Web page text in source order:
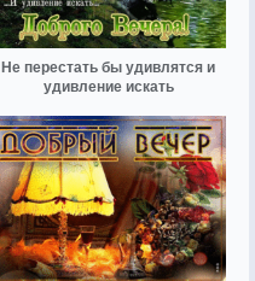
Не перестать бы удивлятся и
удивление искать